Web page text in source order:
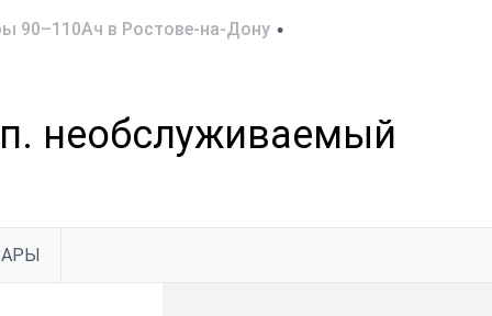
90–110Ач в Ростове-на-Дону •
необслуживаемый